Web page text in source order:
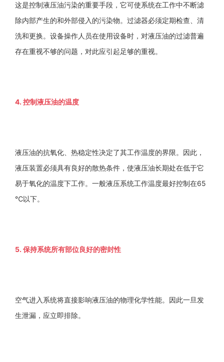
这是控制液压油污染的重要手段，它可使系统在工作中不断滤
除内部产生的和外部侵入的污染物。过滤器必须定期检查、清
洗和更换。设备操作人员在使用设备时，对液压油的过滤普遍
存在重视不够的问题，对此应引起足够的重视。
4. 控制液压油的温度
液压油的抗氧化、热稳定性决定了其工作温度的界限。因此，
液压装置必须具有良好的散热条件，使液压油长期处在低于它
易于氧化的温度下工作。一般液压系统工作温度最好控制在65
℃以下。
5. 保持系统所有部位良好的密封性
空气进入系统将直接影响液压油的物理化学性能。因此一旦发
生泄漏，应立即排除。